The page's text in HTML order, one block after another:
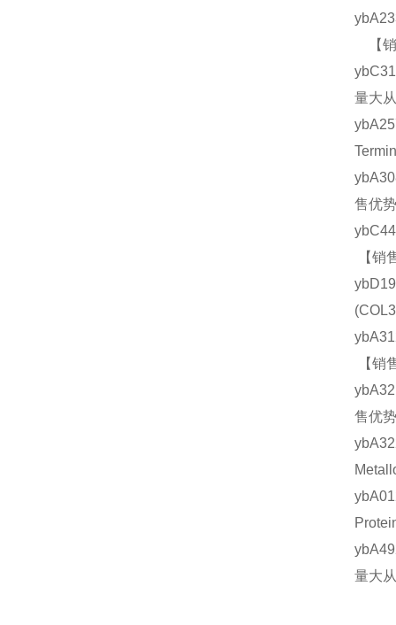
【销
量大
售优
【销
【销
售优
量大